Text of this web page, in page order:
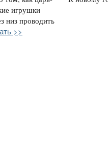
игрушки
низ проводить
>>